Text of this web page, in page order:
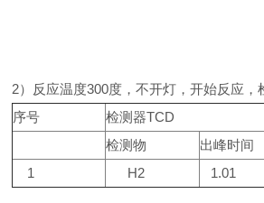
2）反应温度300度，不开灯，开始反应，
序号
检测器TCD
检测物
出峰时间
1
H2 1.01